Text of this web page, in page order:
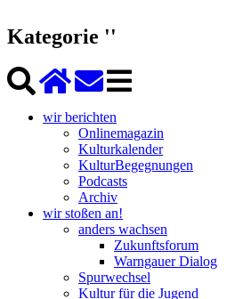
Kategorie ''
wir berichten
Onlinemagazin
Kulturkalender
KulturBegegnungen
Podcasts
Archiv
wir stoßen an!
anders wachsen
Zukunftsforum
Warngauer Dialog
Spurwechsel
Kultur für die Jugend